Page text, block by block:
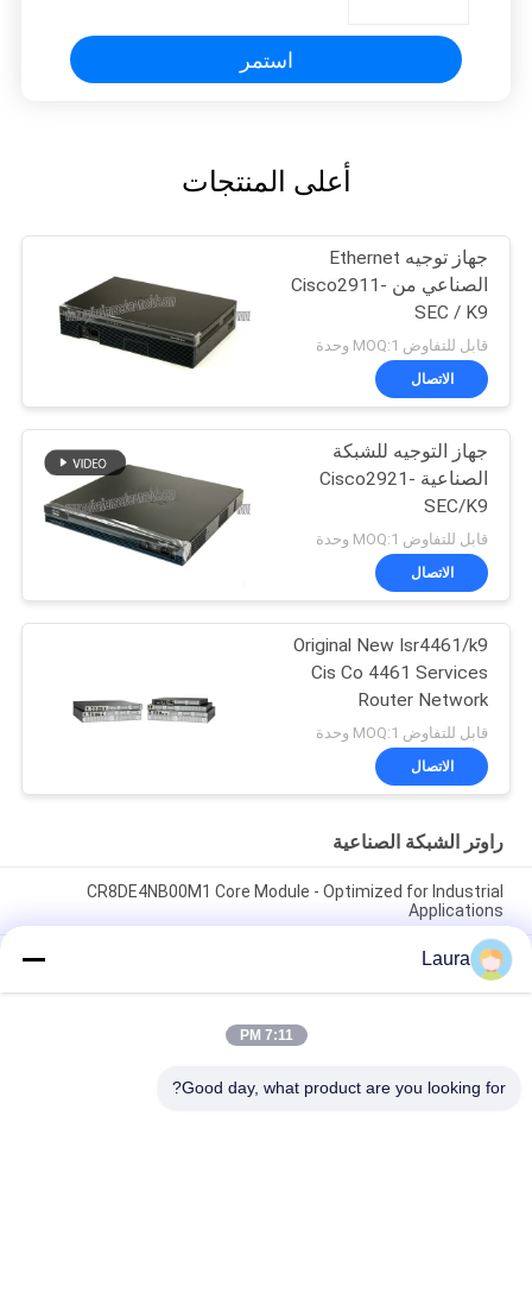
استمر
أعلى المنتجات
جهاز توجيه Ethernet
الصناعي من Cisco2911-
SEC / K9
قابل للتفاوض MOQ:1 وحدة
الاتصال
جهاز التوجيه للشبكة
الصناعية Cisco2921-
SEC/K9
قابل للتفاوض MOQ:1 وحدة
الاتصال
Original New Isr4461/k9
Cis Co 4461 Services
Router Network
PouterISR4461/K9
قابل للتفاوض MOQ:1 وحدة
الاتصال
راوتر الشبكة الصناعية
CR8DE4NB00M1 Core Module - Optimized for Industrial
Applications
SD-WAN
ISR4431 K9 الخدمات المتكاملة جهاز توجيه شبكة جيجابيت إيثيرنث
Laura
7:11 PM
Good day, what product are you looking for?